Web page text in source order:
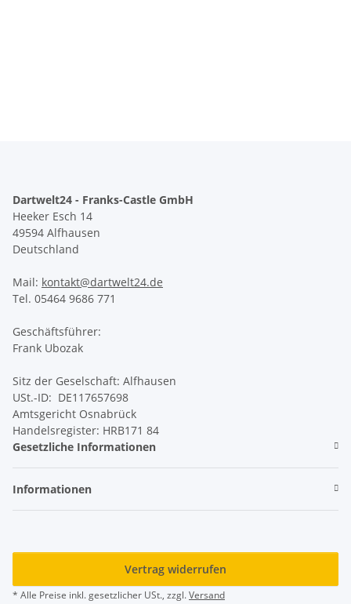
Dartwelt24 - Franks-Castle GmbH
Heeker Esch 14
49594 Alfhausen
Deutschland
Mail: kontakt@dartwelt24.de
Tel. 05464 9686 771
Geschäftsführer:
Frank Ubozak
Sitz der Geselschaft: Alfhausen
USt.-ID: DE117657698
Amtsgericht Osnabrück
Handelsregister: HRB171 84
Gesetzliche Informationen
Informationen
Vertrag widerrufen
* Alle Preise inkl. gesetzlicher USt., zzgl.Versand